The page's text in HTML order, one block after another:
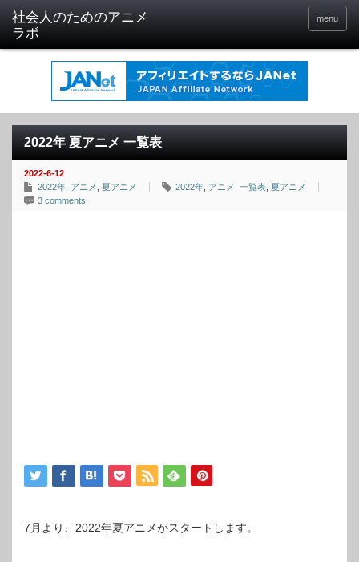
menu
2022年 夏アニメ 一覧表
2022-6-12
2022年 アニメ 夏アニメ 2022年 アニメ 一覧表 夏アニメ
3 comments
7月より、2022年夏アニメがスタートします。